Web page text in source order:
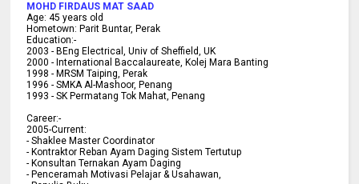
MOHD FIRDAUS MAT SAAD
Age: 45 years old
Hometown: Parit Buntar, Perak
Education:-
2003 - BEng Electrical, Univ of Sheffield, UK
2000 - International Baccalaureate, Kolej Mara Banting
1998 - MRSM Taiping, Perak
1996 - SMKA Al-Mashoor, Penang
1993 - SK Permatang Tok Mahat, Penang
Career:-
2005-Current:
- Shaklee Master Coordinator
- Kontraktor Reban Ayam Daging Sistem Tertutup
- Konsultan Ternakan Ayam Daging
- Penceramah Motivasi Pelajar & Usahawan,